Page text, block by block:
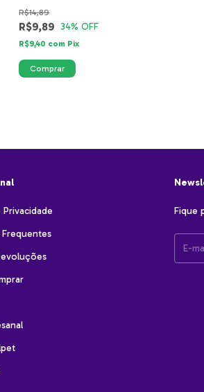
40mm
R$9,89
R$14,89
34% OFF
R$9,40 com Pix
Fique